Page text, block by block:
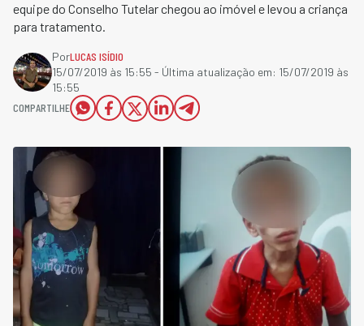
equipe do Conselho Tutelar chegou ao imóvel e levou a criança
para tratamento.
PorLUCAS ISÍDIO
15/07/2019 às 15:55 - Última atualização em: 15/07/2019 às
15:55
COMPARTILHE